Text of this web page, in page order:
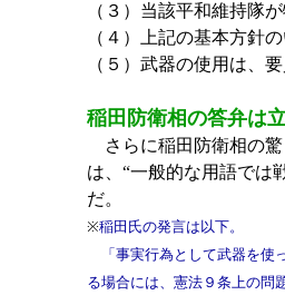
（３）当該平和維持隊
（４）上記の基本方針
（５）武器の使用は、
稲田防衛相の答弁は
さらに稲田防衛相の驚
は、“一般的な用語では
だ。
※稲田氏の発言は以下。
「事実行為として武器を使
る場合には、憲法９条上の問